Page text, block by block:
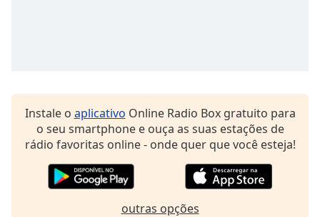
End
window.
Instale o aplicativo Online Radio Box gratuito para
o seu smartphone e ouça as suas estações de
rádio favoritas online - onde quer que você esteja!
outras opções